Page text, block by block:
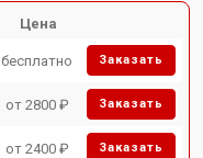
Цена
бесплатно Заказать
от 2800 ₽ Заказать
от 2400 ₽ Заказать